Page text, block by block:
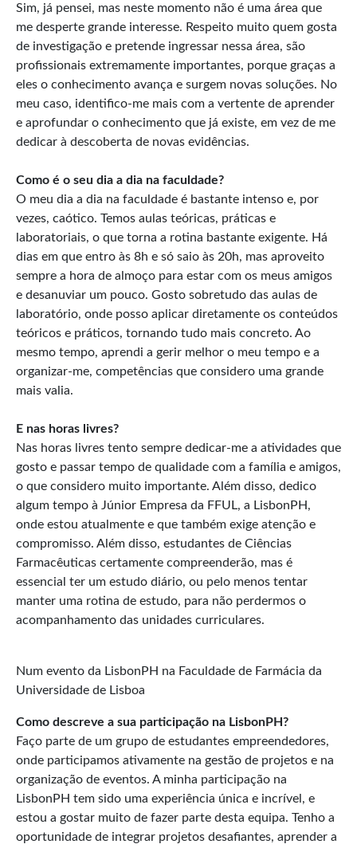
Sim, já pensei, mas neste momento não é uma área que
me desperte grande interesse. Respeito muito quem gosta
de investigação e pretende ingressar nessa área, são
profissionais extremamente importantes, porque graças a
eles o conhecimento avança e surgem novas soluções. No
meu caso, identifico-me mais com a vertente de aprender
e aprofundar o conhecimento que já existe, em vez de me
dedicar à descoberta de novas evidências.
Como é o seu dia a dia na faculdade?
O meu dia a dia na faculdade é bastante intenso e, por
vezes, caótico. Temos aulas teóricas, práticas e
laboratoriais, o que torna a rotina bastante exigente. Há
dias em que entro às 8h e só saio às 20h, mas aproveito
sempre a hora de almoço para estar com os meus amigos
e desanuviar um pouco. Gosto sobretudo das aulas de
laboratório, onde posso aplicar diretamente os conteúdos
teóricos e práticos, tornando tudo mais concreto. Ao
mesmo tempo, aprendi a gerir melhor o meu tempo e a
organizar-me, competências que considero uma grande
mais valia.
E nas horas livres?
Nas horas livres tento sempre dedicar-me a atividades que
gosto e passar tempo de qualidade com a família e amigos,
o que considero muito importante. Além disso, dedico
algum tempo à Júnior Empresa da FFUL, a LisbonPH,
onde estou atualmente e que também exige atenção e
compromisso. Além disso, estudantes de Ciências
Farmacêuticas certamente compreenderão, mas é
essencial ter um estudo diário, ou pelo menos tentar
manter uma rotina de estudo, para não perdermos o
acompanhamento das unidades curriculares.
Num evento da LisbonPH na Faculdade de Farmácia da
Universidade de Lisboa
Como descreve a sua participação na LisbonPH?
Faço parte de um grupo de estudantes empreendedores,
onde participamos ativamente na gestão de projetos e na
organização de eventos. A minha participação na
LisbonPH tem sido uma experiência única e incrível, e
estou a gostar muito de fazer parte desta equipa. Tenho a
oportunidade de integrar projetos desafiantes, aprender a